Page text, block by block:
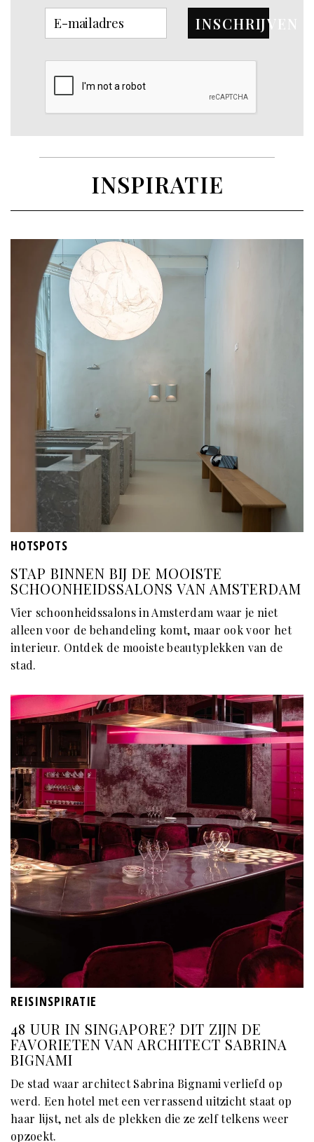
INSCHRIJVEN
INSPIRATIE
HOTSPOTS
STAP BINNEN BIJ DE MOOISTE
SCHOONHEIDSSALONS VAN AMSTERDAM
Vier schoonheidssalons in Amsterdam waar je niet
alleen voor de behandeling komt, maar ook voor het
interieur. Ontdek de mooiste beautyplekken van de
stad.
REISINSPIRATIE
48 UUR IN SINGAPORE? DIT ZIJN DE
FAVORIETEN VAN ARCHITECT SABRINA
BIGNAMI
De stad waar architect Sabrina Bignami verliefd op
werd. Een hotel met een verrassend uitzicht staat op
haar lijst, net als de plekken die ze zelf telkens weer
opzoekt.